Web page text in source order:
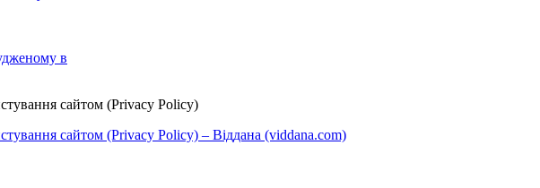
в
сайтом (Privacy Policy)
сайтом (Privacy Policy) – Віддана (viddana.com)